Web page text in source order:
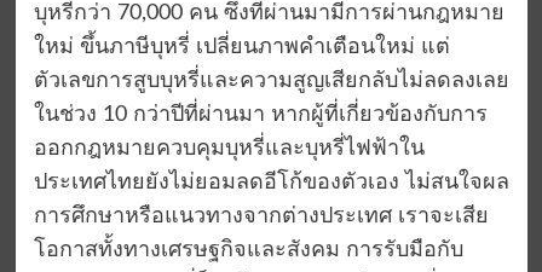
บุหรี่กว่า 70,000 คน ซึ่งที่ผ่านมามีการผ่านกฎหมาย
ใหม่ ขึ้นภาษีบุหรี่ เปลี่ยนภาพคำเตือนใหม่ แต่
ตัวเลขการสูบบุหรี่และความสูญเสียกลับไม่ลดลงเลย
ในช่วง 10 กว่าปีที่ผ่านมา หากผู้ที่เกี่ยวข้องกับการ
ออกกฎหมายควบคุมบุหรี่และบุหรี่ไฟฟ้าใน
ประเทศไทยยังไม่ยอมลดอีโก้ของตัวเอง ไม่สนใจผล
การศึกษาหรือแนวทางจากต่างประเทศ เราจะเสีย
โอกาสทั้งทางเศรษฐกิจและสังคม การรับมือกับ